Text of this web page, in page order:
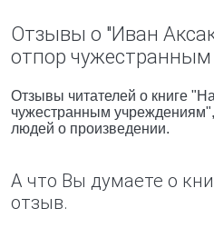
Отзывы о "Иван
отпор
Отзывы читателей о книге
чужестранным
людей о произведении.
А что Вы думаете о
отзыв.